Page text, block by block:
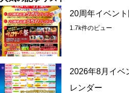
20周年イベント
1.7k件のビュー
2026年8月イベ
レンダー